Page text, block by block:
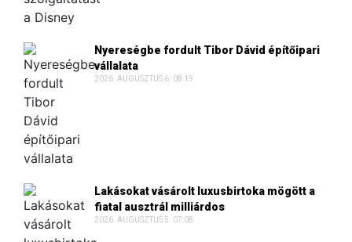
Nyereségbe fordult Tibor Dávid építőipari
vállalata
2026. AUGUSZTUS 6. 08:19
Lakásokat vásárolt luxusbirtoka mögött a
fiatal ausztrál milliárdos
2026. AUGUSZTUS 5. 07:08